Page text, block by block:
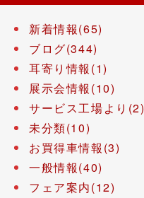
新着情報(65)
ブログ(344)
耳寄り情報(1)
展示会情報(10)
サービス工場より(2)
未分類(10)
お買得車情報(3)
一般情報(40)
フェア案内(12)